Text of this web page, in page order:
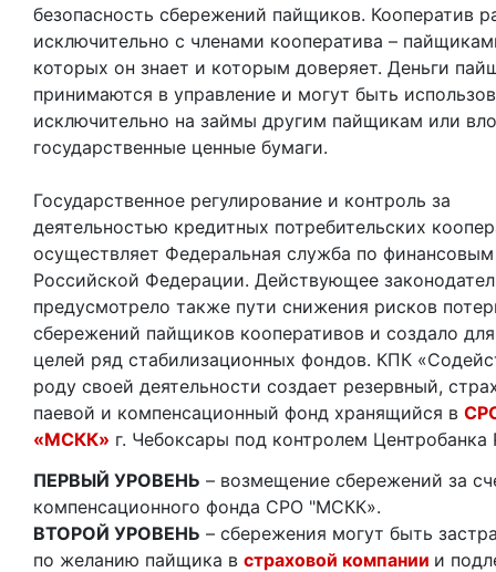
безопасность сбережений пайщиков. Кооператив
исключительно с членами кооператива –
которых он знает и которым доверяет. Деньги
принимаются в управление и могут быть
исключительно на займы другим пайщикам или
государственные ценные бумаги.
Государственное регулирование и контроль за
деятельностью кредитных потребительских
осуществляет Федеральная служба по
Российской Федерации. Действующее
предусмотрело также пути снижения рисков
сбережений пайщиков кооперативов и создало
целей ряд стабилизационных фондов. КПК
роду своей деятельности создает резервный,
паевой и компенсационный фонд хранящийся в
«МСКК» г. Чебоксары под контролем Центробанка
ПЕРВЫЙ УРОВЕНЬ – возмещение сбережений за
компенсационного фонда СРО "МСКК».
ВТОРОЙ УРОВЕНЬ – сбережения могут быть
по желанию пайщика в страховой компании и